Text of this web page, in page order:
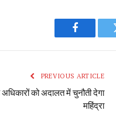
Facebook
PREVIOUS ARTICLE
को अदालत में चुनौती देगा
महिंद्रा